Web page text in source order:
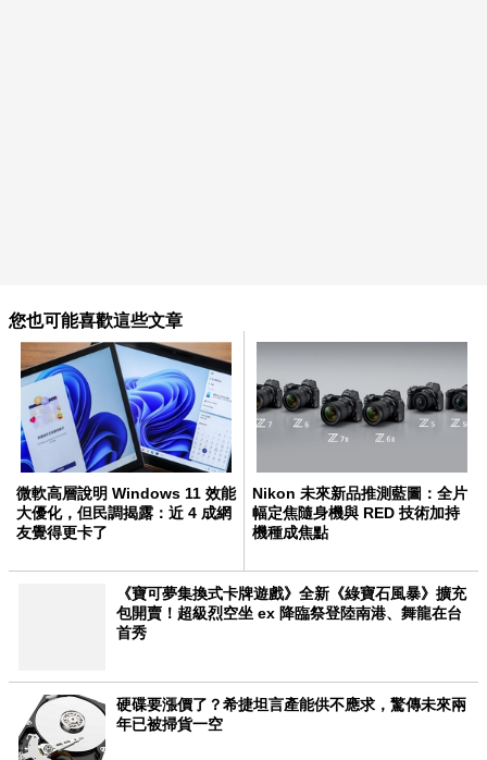
您也可能喜歡這些文章
微軟高層說明 Windows 11 效能
大優化，但民調揭露：近 4 成網
友覺得更卡了
Nikon 未來新品推測藍圖：全片
幅定焦隨身機與 RED 技術加持
機種成焦點
《寶可夢集換式卡牌遊戲》全新《綠寶石風暴》擴充
包開賣！超級烈空坐 ex 降臨祭登陸南港、舞龍在台
首秀
硬碟要漲價了？希捷坦言產能供不應求，驚傳未來兩
年已被掃貨一空